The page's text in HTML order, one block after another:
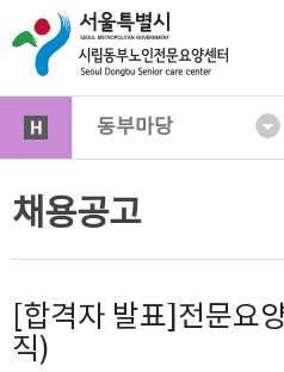
동부마당
채용공고
[합격자 발표]전문요
직)